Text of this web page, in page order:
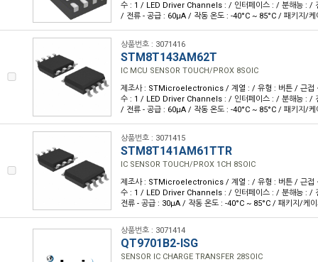
수 : 1 / LED Driver Channels : / 인터페이스 : / 분해능 : /
/ 전류 - 공급 : 60µA / 작동 온도 : -40°C ~ 85°C / 패키지/케
상품번호 : 3071416
STM8T143AM62T
IC MCU SENSOR TOUCH/PROX 8SOIC
제조사 : STMicroelectronics / 계열 : / 유형 : 버튼 / 근접
수 : 1 / LED Driver Channels : / 인터페이스 : / 분해능 : /
/ 전류 - 공급 : 60µA / 작동 온도 : -40°C ~ 85°C / 패키지/케
상품번호 : 3071415
STM8T141AM61TTR
IC SENSOR TOUCH/PROX 1CH 8SOIC
제조사 : STMicroelectronics / 계열 : / 유형 : 버튼 / 근접
수 : 1 / LED Driver Channels : / 인터페이스 : / 분해능 : /
전류 - 공급 : 30µA / 작동 온도 : -40°C ~ 85°C / 패키지/케
상품번호 : 3071414
QT9701B2-ISG
SENSOR IC CHARGE TRANSFER 28SOIC